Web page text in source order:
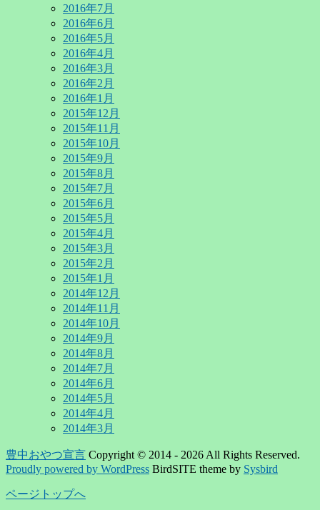
2016年7月
2016年6月
2016年5月
2016年4月
2016年3月
2016年2月
2016年1月
2015年12月
2015年11月
2015年10月
2015年9月
2015年8月
2015年7月
2015年6月
2015年5月
2015年4月
2015年3月
2015年2月
2015年1月
2014年12月
2014年11月
2014年10月
2014年9月
2014年8月
2014年7月
2014年6月
2014年5月
2014年4月
2014年3月
豊中おやつ宣言 Copyright © 2014 - 2026 All Rights Reserved.
Proudly powered by WordPress BirdSITE theme by Sysbird
ページトップへ